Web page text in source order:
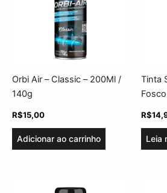
Orbi Air – Classic – 200Ml /
140g
R$15,00
Adicionar ao carrinho
Tinta
R$
Leia